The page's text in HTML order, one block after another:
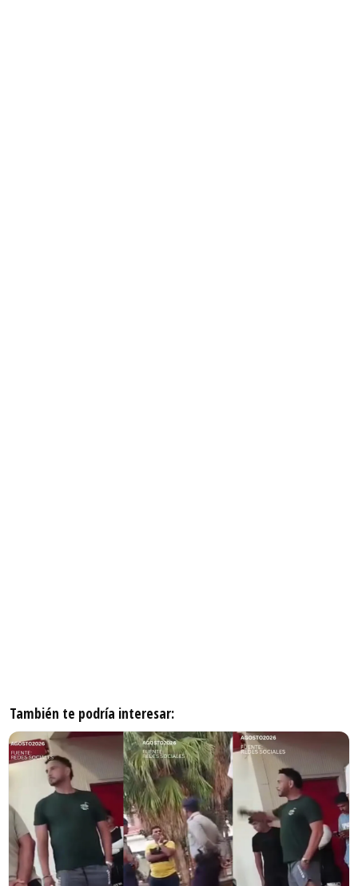
También te podría interesar: